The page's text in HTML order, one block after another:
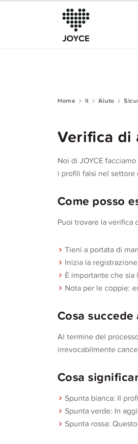
Home it Aiuto
Verifica di
Noi di JOYCE
i profili falsi nel
Come posso
Puoi trovare la verifica
Tieni a portata di
Inizia la
È importante che
Nota per le coppie:
Cosa
Al termine del
irrevocabilmente
Cosa
Spunta bianca: Il
Spunta verde: In
Spunta rossa:
Riguardo a JOYCE